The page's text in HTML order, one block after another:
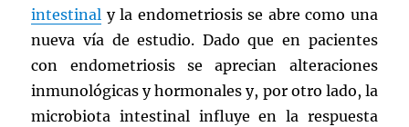
intestinal y la endometriosis se abre como una
nueva vía de estudio. Dado que en pacientes
con endometriosis se aprecian alteraciones
inmunológicas y hormonales y, por otro lado, la
microbiota intestinal influye en la respuesta